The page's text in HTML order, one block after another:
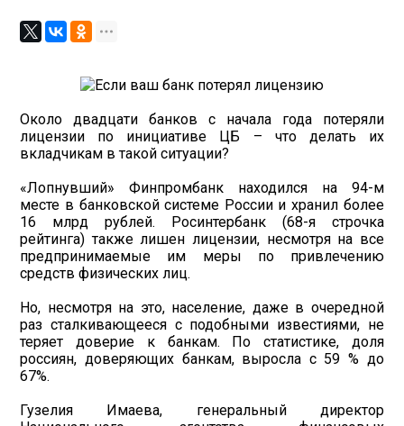
Около двадцати банков с начала года потеряли
лицензии по инициативе ЦБ – что делать их
вкладчикам в такой ситуации?
«Лопнувший» Финпромбанк находился на 94-м
месте в банковской системе России и хранил более
16 млрд рублей. Росинтербанк (68-я строчка
рейтинга) также лишен лицензии, несмотря на все
предпринимаемые им меры по привлечению
средств физических лиц.
Но, несмотря на это, население, даже в очередной
раз сталкивающееся с подобными известиями, не
теряет доверие к банкам. По статистике, доля
россиян, доверяющих банкам, выросла с 59 % до
67%.
Гузелия Имаева, генеральный директор